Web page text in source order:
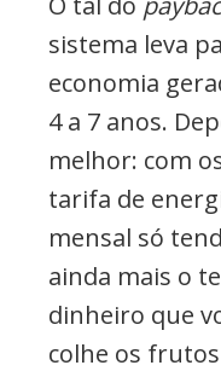
sistema leva
economia
4 a 7 anos.
melhor: com
tarifa de
mensal só
ainda mais o
dinheiro que
colhe os